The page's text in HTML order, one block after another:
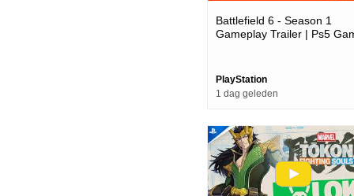
Battlefield 6 - Season 1
Gameplay Trailer | Ps5
PlayStation
1 dag geleden